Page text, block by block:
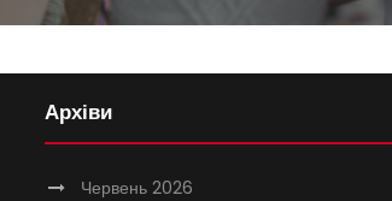
Архіви
Червень 2026